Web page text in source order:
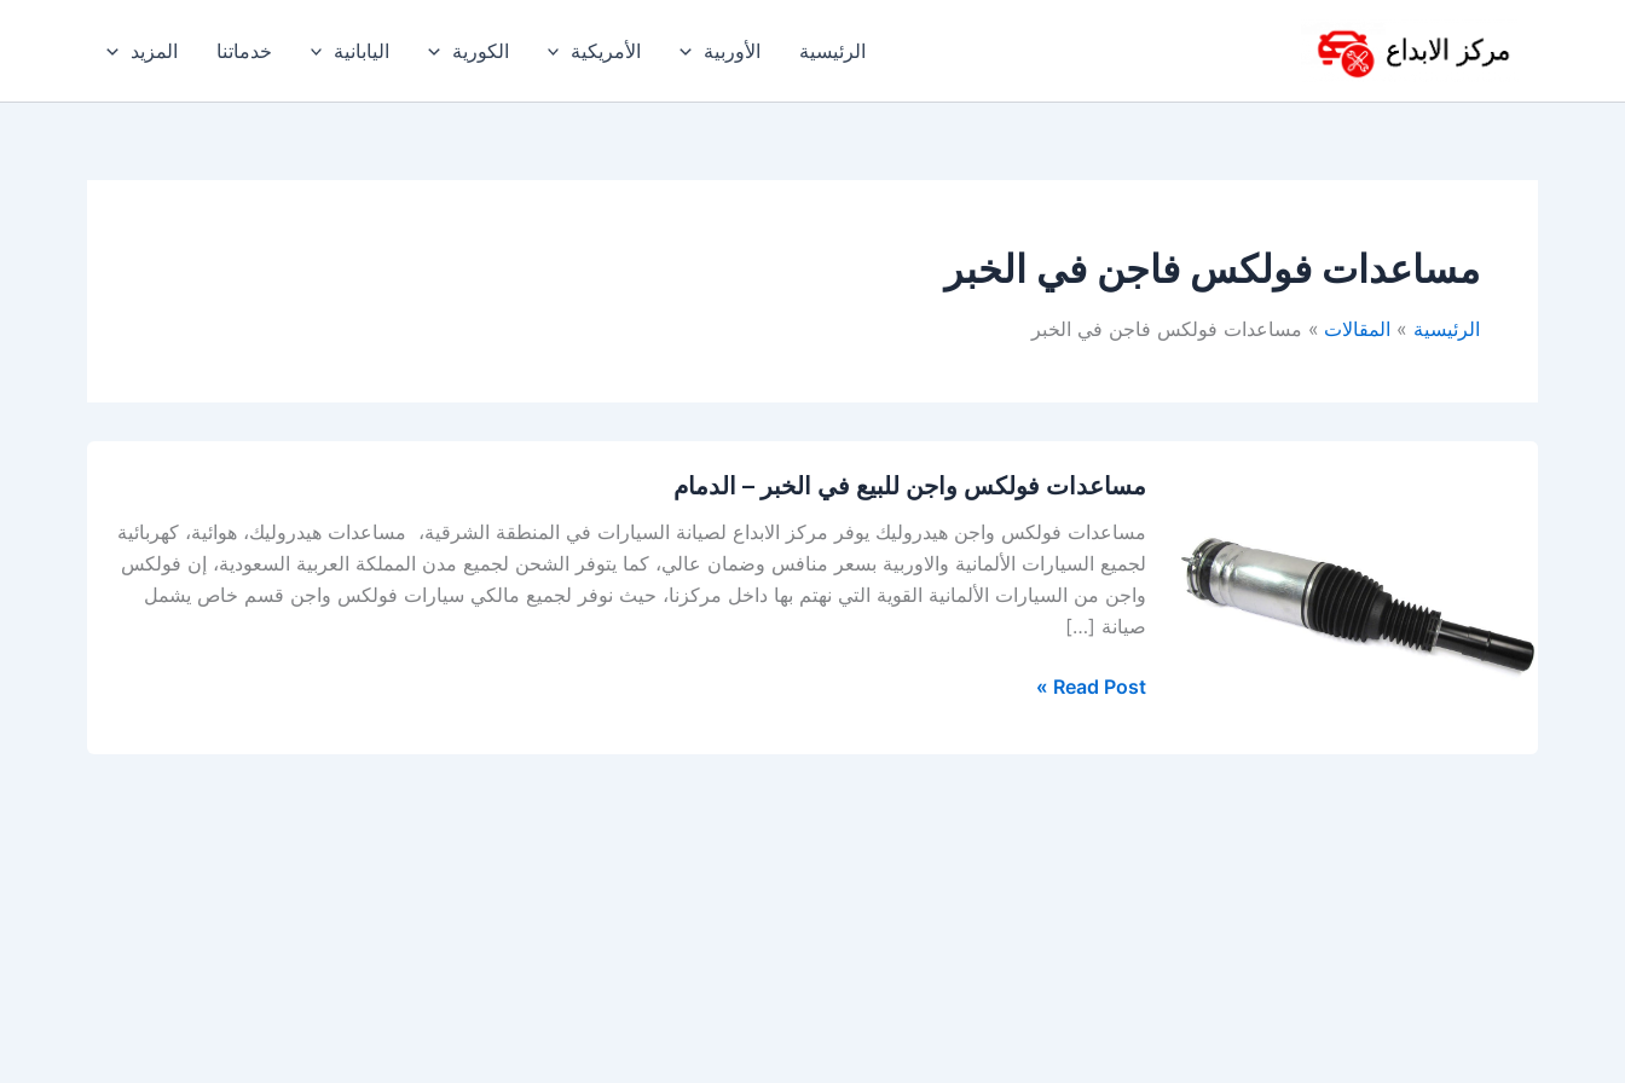
الرئيسية الأوربية الأمريكية الكورية اليابانية خدماتنا المزيد
مساعدات فولكس فاجن في الخبر
الرئيسية المقالات مساعدات فولكس فاجن في الخبر
مساعدات فولكس واجن للبيع في الخبر – الدمام
مساعدات فولكس واجن هيدروليك يوفر مركز الابداع لصيانة السيارات في المنطقة الشرقية، مساعدات هيدروليك، هوائية، كهربائية
لجميع السيارات الألمانية والاوربية بسعر منافس وضمان عالي، كما يتوفر الشحن لجميع مدن المملكة العربية السعودية، إن فولكس
واجن من السيارات الألمانية القوية التي نهتم بها داخل مركزنا، حيث نوفر لجميع مالكي سيارات فولكس واجن قسم خاص يشمل
صيانة […]
فولكس
في
الخبر
الدمام
Read Post »